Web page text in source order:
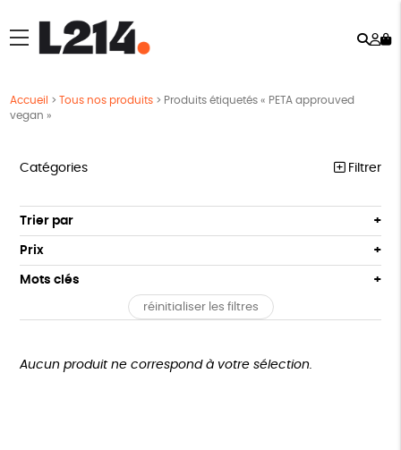
menu
Accueil >Tous nos produits > Produits étiquetés « PETA approuved
vegan »
Catégories Filtrer
MARCHE POUR LA FERMETURE DES ABATTOIRS
OUTILS MILITANTS
TRACTS
CARTES
Trier par
Par défaut
Popularité
Prix : du - cher au + cher
Disponibilité
Prix
Tous
50 € - 100 €
150 € - 200 €
Mots clés
OEKO-Tex, PETA approuved vegan
réinitialiser les filtres
Aucun produit ne correspond à votre sélection.